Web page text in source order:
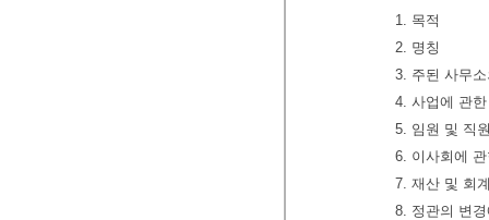
1. 목적
2. 명칭
3. 주된 사무
4. 사업에 관
5. 임원 및 직
6. 이사회에
7. 재산 및 회
8. 정관의 변